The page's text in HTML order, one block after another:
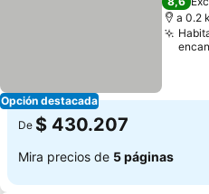
Opción destacada
a 0.2
De $ 430.207
Mira precios de 5 páginas